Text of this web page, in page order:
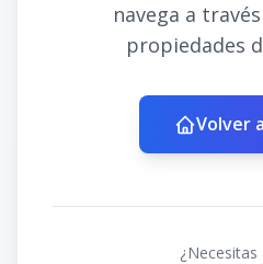
navega a
propiedades
Volver
¿Necesitas